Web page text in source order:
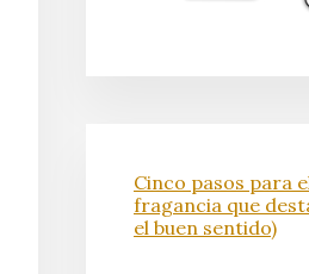
Cinco pasos para
fragancia que
el buen sentido)